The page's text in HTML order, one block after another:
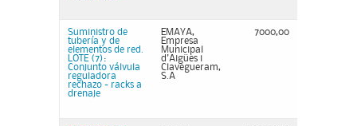
Suministro de
tubería y de
elementos de red.
LOTE (7):
Conjunto válvula
reguladora
rechazo - racks a
drenaje
EMAYA,
Empresa
Municipal
d'Aigües i
Clavegueram,
S.A
7000,00